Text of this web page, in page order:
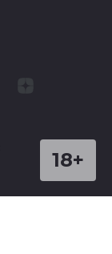
18+